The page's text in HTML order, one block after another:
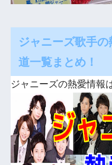
ジャニーズ歌手
道一覧まとめ！
ジャニーズの熱愛情報